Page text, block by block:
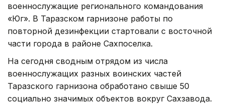
военнослужащие регионального командования
«Юг». В Таразском гарнизоне работы по
повторной дезинфекции стартовали с восточной
части города в районе Сахпоселка.
На сегодня сводным отрядом из числа
военнослужащих разных воинских частей
Таразского гарнизона обработано свыше 50
социально значимых объектов вокруг Сахзавода.